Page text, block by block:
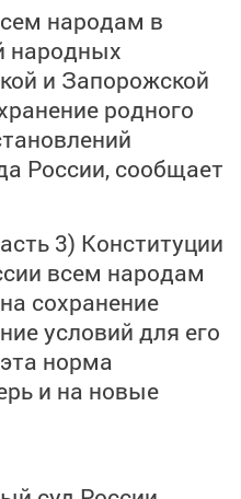
народам в
народных
и Запорожской
родного
России, сообщает
3) Конституции
всем народам
сохранение
условий для его
норма
и на новые